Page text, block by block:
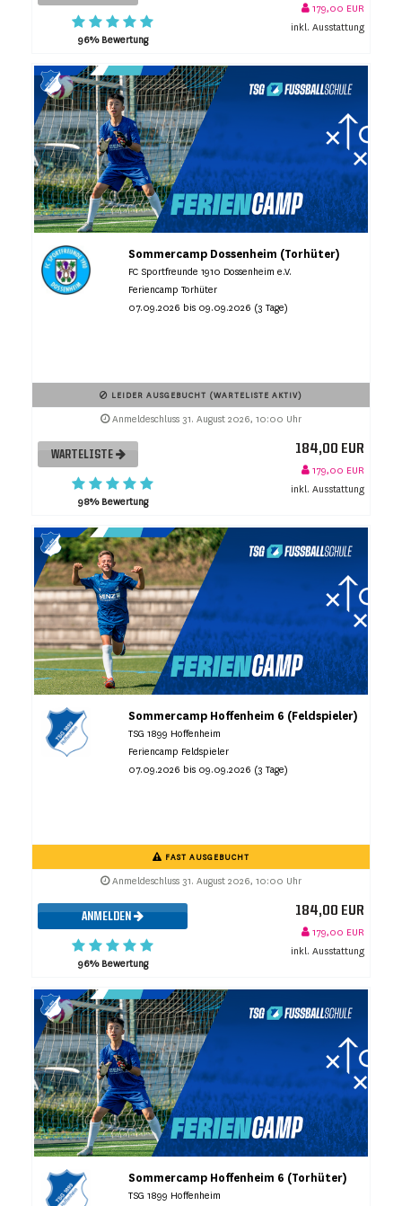
96% Bewertung
179,00 EUR
inkl. Ausstattung
Sommercamp Dossenheim (Torhüter)
FC Sportfreunde 1910 Dossenheim e.V.
Feriencamp Torhüter
07.09.2026 bis 09.09.2026 (3 Tage)
LEIDER AUSGEBUCHT (WARTELISTE AKTIV)
Anmeldeschluss 31. August 2026, 10:00 Uhr
WARTELISTE
98% Bewertung
184,00 EUR
179,00 EUR
inkl. Ausstattung
Sommercamp Hoffenheim 6 (Feldspieler)
TSG 1899 Hoffenheim
Feriencamp Feldspieler
07.09.2026 bis 09.09.2026 (3 Tage)
FAST AUSGEBUCHT
Anmeldeschluss 31. August 2026, 10:00 Uhr
ANMELDEN
96% Bewertung
184,00 EUR
179,00 EUR
inkl. Ausstattung
Sommercamp Hoffenheim 6 (Torhüter)
TSG 1899 Hoffenheim